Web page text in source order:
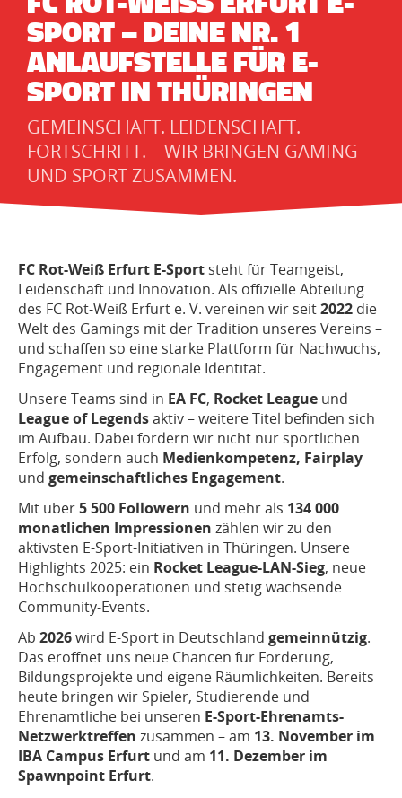
PORT – DEINE NR. 1 A
NLAUFSTELLE FÜR E-S
PORT IN THÜRINGEN
GEMEINSCHAFT. LEIDENSCHAFT.
FORTSCHRITT. – WIR BRINGEN GAMING
UND SPORT ZUSAMMEN.
FC Rot-Weiß Erfurt E-Sport steht für Teamgeist,
Leidenschaft und Innovation. Als offizielle Abteilung
des FC Rot-Weiß Erfurt e. V. vereinen wir seit2022 die
Welt des Gamings mit der Tradition unseres Vereins –
und schaffen so eine starke Plattform für Nachwuchs,
Engagement und regionale Identität.
Unsere Teams sind in EA FC, Rocket League und
League of Legendsaktiv – weitere Titel befinden sich
im Aufbau. Dabei fördern wir nicht nur sportlichen
Erfolg, sondern auch Medienkompetenz, Fairplay
und gemeinschaftliches Engagement.
Mit über5 500 Followern und mehr als 134 000
monatlichen Impressionen zählen wir zu den
aktivsten E-Sport-Initiativen in Thüringen. Unsere
Highlights 2025: ein Rocket League-LAN-Sieg, neue
Hochschulkooperationen und stetig wachsende
Community-Events.
Ab 2026wird E-Sport in Deutschland gemeinnützig.
Das eröffnet uns neue Chancen für Förderung,
Bildungsprojekte und eigene Räumlichkeiten. Bereits
heute bringen wir Spieler, Studierende und
Ehrenamtliche bei unseren E-Sport-Ehrenamts-
Netzwerktreffen zusammen – am 13. November im
IBA Campus Erfurt und am 11. Dezember im
Spawnpoint Erfurt.